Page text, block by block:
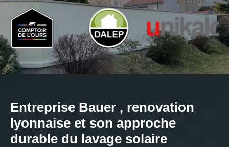
Entreprise Bauer , renovation
lyonnaise et son approche
durable du lavage solaire